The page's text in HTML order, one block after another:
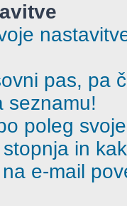
pas, pa
seznamu!
poleg
in
e-mail